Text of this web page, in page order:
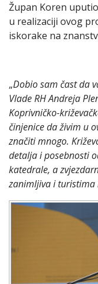
Župan Koren
u realizaciji ovog
iskorake na
„Dobio sam čast da
Vlade RH Andreja
Koprivničko-
činjenice da živim u
značiti mnogo.
detalja i posebnosti
katedrale, a
zanimljiva i turistima